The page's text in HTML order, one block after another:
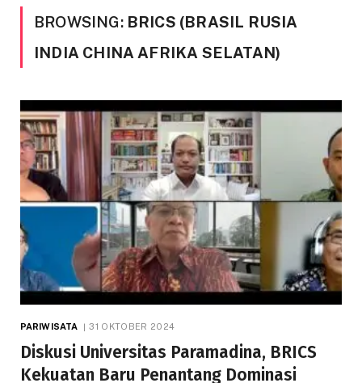
BROWSING: BRICS (BRASIL RUSIA
INDIA CHINA AFRIKA SELATAN)
PARIWISATA 31 OKTOBER 2024
Diskusi Universitas Paramadina, BRICS
Kekuatan Baru Penantang Dominasi